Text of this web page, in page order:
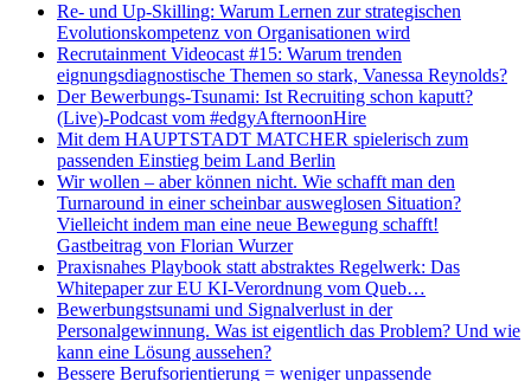
Re- und Up-Skilling: Warum Lernen zur strategischen
Evolutionskompetenz von Organisationen wird
Recrutainment Videocast #15: Warum trenden
eignungsdiagnostische Themen so stark, Vanessa Reynolds?
Der Bewerbungs-Tsunami: Ist Recruiting schon kaputt?
(Live)-Podcast vom #edgyAfternoonHire
Mit dem HAUPTSTADT MATCHER spielerisch zum
passenden Einstieg beim Land Berlin
Wir wollen – aber können nicht. Wie schafft man den
Turnaround in einer scheinbar ausweglosen Situation?
Vielleicht indem man eine neue Bewegung schafft!
Gastbeitrag von Florian Wurzer
Praxisnahes Playbook statt abstraktes Regelwerk: Das
Whitepaper zur EU KI-Verordnung vom Queb…
Bewerbungstsunami und Signalverlust in der
Personalgewinnung. Was ist eigentlich das Problem? Und wie
kann eine Lösung aussehen?
Bessere Berufsorientierung = weniger unpassende